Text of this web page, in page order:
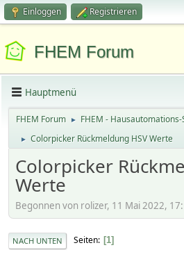
Einloggen Registrieren
FHEM Forum
Hauptmenü
FHEM Forum ► FHEM -
► Colorpicker Rückmeldung HSV Werte
Colorpicker
Werte
Begonnen von rolizer, 11 Mai 2022,
NACH UNTEN Seiten 1